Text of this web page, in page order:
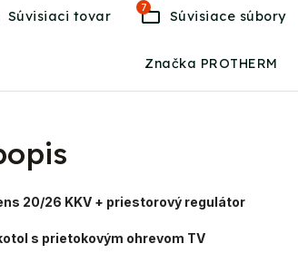
Súvisiaci tovar
7
Súvisiace súbory
Značka PROTHERM
20/26 KKV + priestorový regulátor
s prietokovým ohrevom TV